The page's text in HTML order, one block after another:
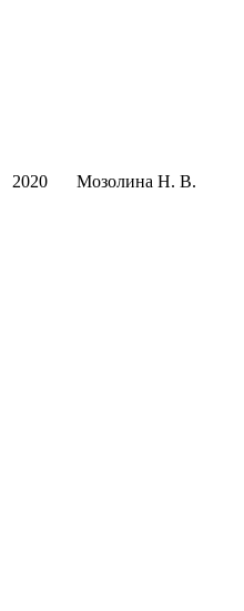
2020 Мозолина Н. В.